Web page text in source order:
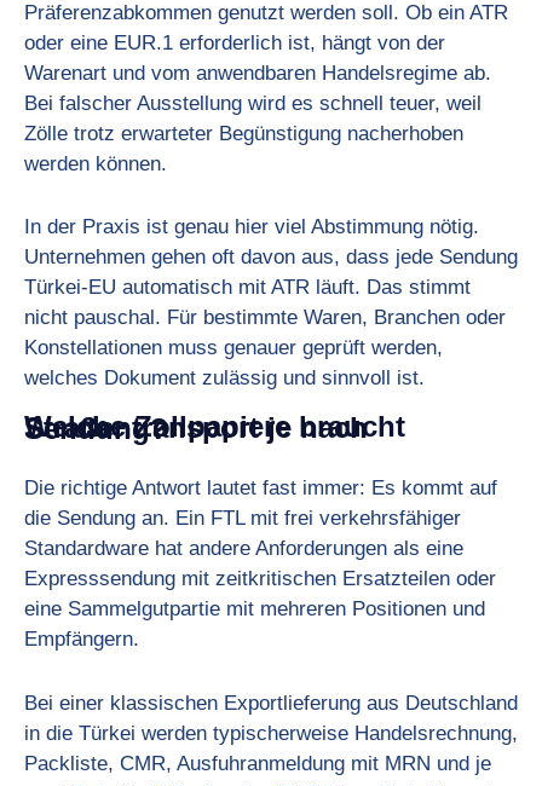
Präferenzabkommen genutzt werden soll. Ob ein ATR
oder eine EUR.1 erforderlich ist, hängt von der
Warenart und vom anwendbaren Handelsregime ab.
Bei falscher Ausstellung wird es schnell teuer, weil
Zölle trotz erwarteter Begünstigung nacherhoben
werden können.
In der Praxis ist genau hier viel Abstimmung nötig.
Unternehmen gehen oft davon aus, dass jede Sendung
Türkei-EU automatisch mit ATR läuft. Das stimmt
nicht pauschal. Für bestimmte Waren, Branchen oder
Konstellationen muss genauer geprüft werden,
welches Dokument zulässig und sinnvoll ist.
Welche Zollpapiere braucht Straßentransport je nach Sendung?
Die richtige Antwort lautet fast immer: Es kommt auf
die Sendung an. Ein FTL mit frei verkehrsfähiger
Standardware hat andere Anforderungen als eine
Expresssendung mit zeitkritischen Ersatzteilen oder
eine Sammelgutpartie mit mehreren Positionen und
Empfängern.
Bei einer klassischen Exportlieferung aus Deutschland
in die Türkei werden typischerweise Handelsrechnung,
Packliste, CMR, Ausfuhranmeldung mit MRN und je